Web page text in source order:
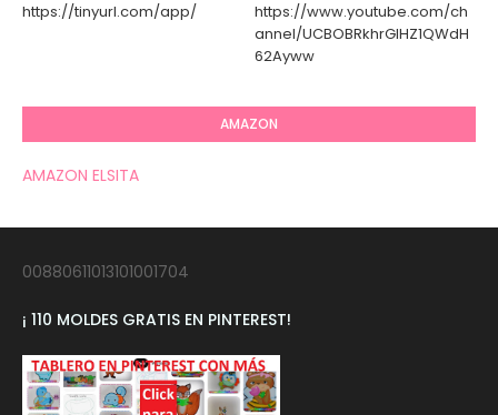
https://tinyurl.com/app/
https://www.youtube.com/ch
annel/UCBOBRkhrGIHZ1QWdH
62Ayww
AMAZON
AMAZON ELSITA
00880611013101001704
¡ 110 MOLDES GRATIS EN PINTEREST!